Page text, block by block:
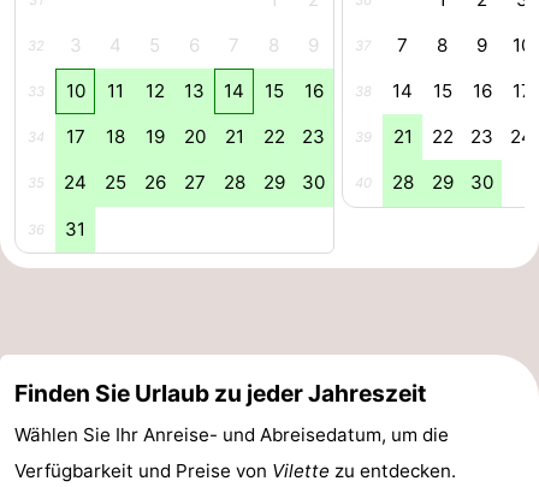
Domburg
Zoutelande
Vlissingen
Middelburg
Vlaanderen
-
Cadzand-
-
32 3 4 5 6 7 8 9
33 10 11 12 13 14 15 16
34 17 18 19 20 21 22 23
35 24 25 26 27 28 29 30
36 31
37 7 8 9 10
38 14 15 16 17
39 21 22 23 24
40 28 29 30
Finden Sie Urlaub zu jeder Jahreszeit
Wählen Sie Ihr Anreise- und Abreisedatum, um die
Verfügbarkeit und Preise von Vilette zu entdecken.